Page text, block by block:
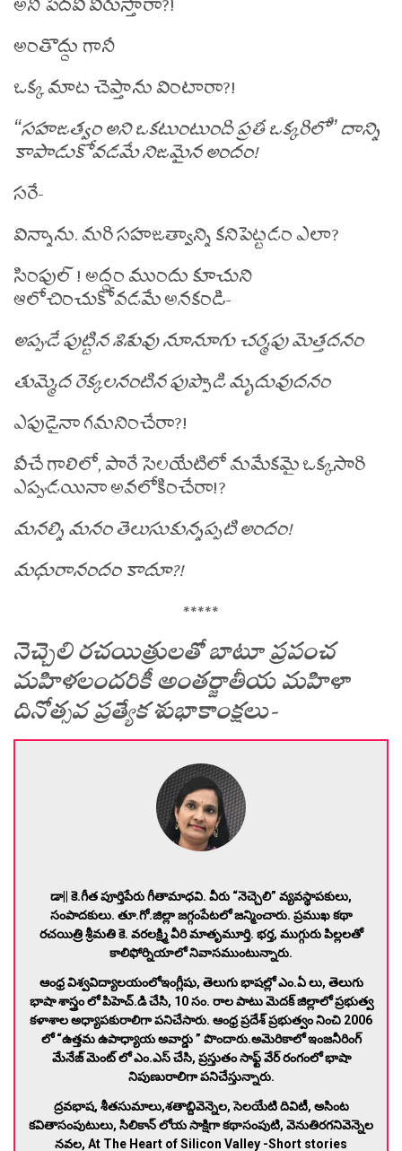
అంతొద్దు గానీ
ఒక్క మాట చెప్తాను వింటారా?!
“సహజత్వం అని ఒకటుంటుంది ప్రతీ ఒక్కరిలో” దాన్ని
కాపాడుకోవడమే నిజమైన అందం!
సరే-
విన్నాను. మరి సహజత్వాన్ని కనిపెట్టడం ఎలా?
సింపుల్ ! అద్దం ముందు కూచుని
ఆలోచించుకోవడమే అనకండి-
అప్పుడే పుట్టిన శిశువు నూనూగు చర్మపు మెత్తదనం
తుమ్మెద రెక్కలనంటిన పుప్పొడి మృదువుదనం
ఎపుడైనా గమనించేరా?!
వీచే గాలిలో, పారే సెలయేటిలో మమేకమై ఒక్కసారి
ఎప్పుడయినా అవలోకించేరా!?
మనల్ని మనం తెలుసుకున్నప్పటి అందం!
మధురానందం కాదూ?!
*****
నెచ్చెలి రచయిత్రులతో బాటూ ప్రపంచ
మహిళలందరికీ అంతర్జాతీయ మహిళా
దినోత్సవ ప్రత్యేక శుభాకాంక్షలు-
డా|| కె.గీత పూర్తిపేరు గీతామాధవి. వీరు “నెచ్చెలి” వ్యవస్థాపకులు,
సంపాదకులు. తూ.గో.జిల్లా జగ్గంపేటలో జన్మించారు. ప్రముఖ కథా
రచయిత్రి శ్రీమతి కె. వరలక్ష్మి వీరి మాతృమూర్తి. భర్త, ముగ్గురు పిల్లలతో
కాలిఫోర్నియాలో నివాసముంటున్నారు.
ఆంధ్ర విశ్వవిద్యాలయంలోఇంగ్లీషు, తెలుగు భాషల్లో ఎం.ఏ లు, తెలుగు
భాషా శాస్త్రం లో పిహెచ్.డి చేసి, 10 సం. రాల పాటు మెదక్ జిల్లాలో ప్రభుత్వ
కళాశాల అధ్యాపకురాలిగా పనిచేసారు. ఆంధ్ర ప్రదేశ్ ప్రభుత్వం నించి 2006
లో “ఉత్తమ ఉపాధ్యాయ అవార్డు ” పొందారు.అమెరికాలో ఇంజనీరింగ్
మేనేజ్ మెంట్ లో ఎం.ఎస్ చేసి, ప్రస్తుతం సాఫ్ట్ వేర్ రంగంలో భాషా
నిపుణురాలిగా పనిచేస్తున్నారు.
ద్రవభాష, శీతసుమాలు,శతాబ్దివెన్నెల, సెలయేటి దివిటీ, అసింట
కవితాసంపుటులు, సిలికాన్ లోయ సాక్షిగా కథాసంపుటి, వెనుతిరగనివెన్నెల
నవల, At The Heart of Silicon Valley -Short stories